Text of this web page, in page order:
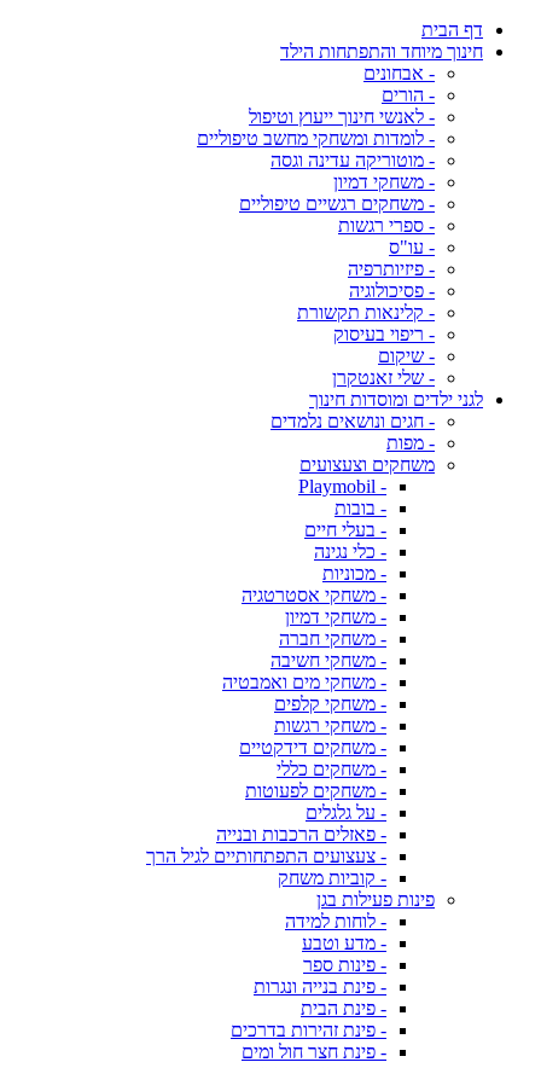
דף הבית
חינוך מיוחד והתפתחות הילד
- אבחונים
- הורים
- לאנשי חינוך ייעוץ וטיפול
- לומדות ומשחקי מחשב טיפוליים
- מוטוריקה עדינה וגסה
- משחקי דמיון
- משחקים רגשיים טיפוליים
- ספרי רגשות
- עו"ס
- פיזיותרפיה
- פסיכולוגיה
- קלינאות תקשורת
- ריפוי בעיסוק
- שיקום
- שלי זאנטקרן
לגני ילדים ומוסדות חינוך
- חגים ונושאים נלמדים
- מפות
משחקים וצעצועים
- Playmobil
- בובות
- בעלי חיים
- כלי נגינה
- מכוניות
- משחקי אסטרטגיה
- משחקי דמיון
- משחקי חברה
- משחקי חשיבה
- משחקי מים ואמבטיה
- משחקי קלפים
- משחקי רגשות
- משחקים דידקטיים
- משחקים כללי
- משחקים לפעוטות
- על גלגלים
- פאזלים הרכבות ובנייה
- צעצועים התפתחותיים לגיל הרך
- קוביות משחק
פינות פעילות בגן
- לוחות למידה
- מדע וטבע
- פינות ספר
- פינת בנייה ונגרות
- פינת הבית
- פינת זהירות בדרכים
- פינת חצר חול ומים